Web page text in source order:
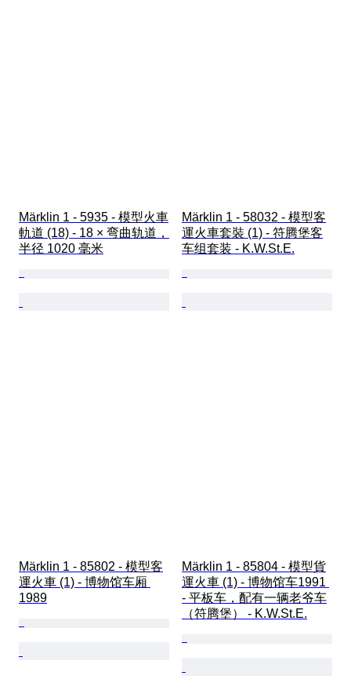
Märklin 1 - 5935 - 模型火車
軌道 (18) - 18 × 弯曲轨道，
半径 1020 毫米
Märklin 1 - 58032 - 模型客
運火車套裝 (1) - 符腾堡客
车组套装 - K.W.St.E.
Märklin 1 - 85802 - 模型客
運火車 (1) - 博物馆车厢
1989
Märklin 1 - 85804 - 模型貨
運火車 (1) - 博物馆车1991
- 平板车，配有一辆老爷车
（符腾堡） - K.W.St.E.